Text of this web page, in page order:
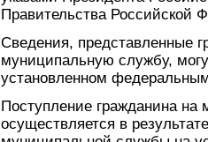
Правительства Российской
Сведения, представленные
муниципальную службу,
установленном
Поступление гражданина
осуществляется в